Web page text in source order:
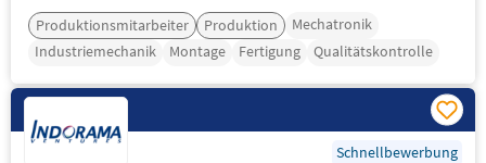
Produktionsmitarbeiter Produktion
Mechatronik
Industriemechanik
Montage Fertigung Qualitätskontrolle
Schnellbewerbung